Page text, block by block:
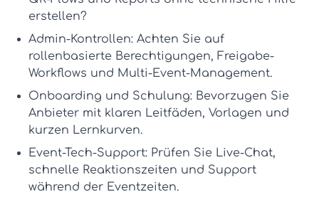
erstellen?
Admin-Kontrollen: Achten Sie auf
rollenbasierte Berechtigungen, Freigabe-
Workflows und Multi-Event-Management.
Onboarding und Schulung: Bevorzugen Sie
Anbieter mit klaren Leitfäden, Vorlagen und
kurzen Lernkurven.
Event-Tech-Support: Prüfen Sie Live-Chat,
schnelle Reaktionszeiten und Support
während der Eventzeiten.